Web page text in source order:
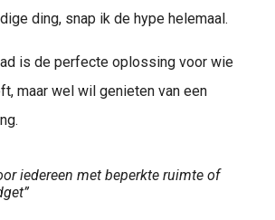
ding, snap ik de hype helemaal.
is de perfecte oplossing voor wie
maar wel wil genieten van een
iedereen met beperkte ruimte of